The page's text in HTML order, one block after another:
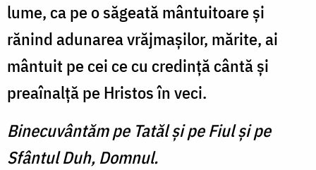
lume, ca pe o săgeată mântuitoare şi
rănind adunarea vrăjmaşilor, mărite, ai
mântuit pe cei ce cu credinţă cântă şi
preaînalţă pe Hristos în veci.
Binecuvântăm pe Tatăl şi pe Fiul şi pe
Sfântul Duh, Domnul.